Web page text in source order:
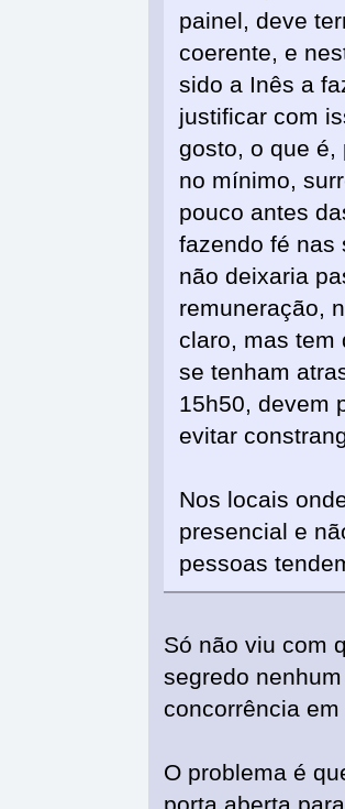
painel, deve
coerente, e
sido a Inês a
justificar com
gosto, o que é,
no mínimo,
pouco antes
fazendo fé nas
não deixaria
remuneração,
claro, mas tem
se tenham
15h50, devem
evitar
Nos locais
presencial e
pessoas
Só não viu com
segredo
concorrência
O problema é
porta aberta